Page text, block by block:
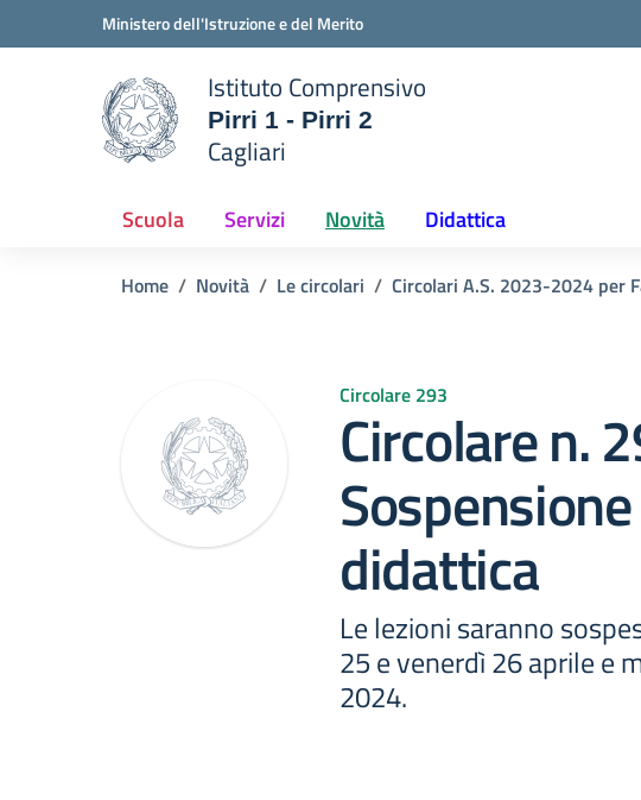
Vai ai contenuti
Vai al menu di navigazioneMinistero dell'Istruzione e del Merito
scuola
Istituto Comprensivo
Pirri 1 - Pirri 2
Cagliari
Scuola Servizi Novità Didattica
Home Novità Le circolari Circolari A.S. 2023-2024 per
Circolare 293
Circolare n.
didattica
Le lezioni saranno
25 e venerdì 26 aprile e
2024.